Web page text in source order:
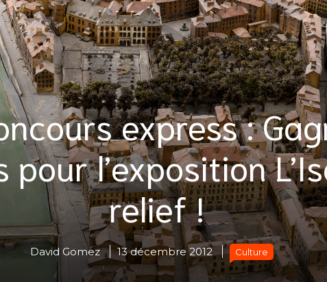
express :
pour l’exposition
relief !
David Gomez 13 décembre 2012 Culture